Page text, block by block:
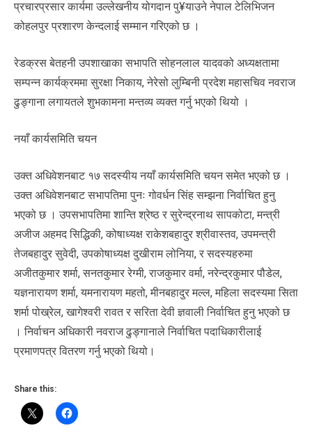
प्रचारप्रसार कार्यमा उल्लेखनीय योगदान पु¥याउने नेपाल टेलिभिजन
कोहलपुर प्रशारण केन्दलाई सम्मान गरिएको छ ।
रेडक्रस बेतहनी उपशाखाका सभापति सोहनलाल यादवको अध्यक्षतामा
सम्पन्न कार्यक्रममा सुरक्षा निकाय, नेरेसो लुम्बिनी प्रदेश महासचिव नवराज
ढुङ्गाना लगायतले शुभकामना मन्तव्य व्यक्त गर्नु भएको थियो ।
नयाँ कार्यसमिति चयन
उक्त अधिवेशनबाट १७ सदस्यीय नयाँ कार्यसमिति चयन समेत भएको छ ।
उक्त अधिवेशनबाट सभापतिमा पुनः गोवर्धन सिंह सम्झना निर्वाचित हुनु
भएको छ । उपसभापतिमा शान्ति श्रेष्ठ र सुरेन्द्रनाथ सापकोटा, मन्त्री
अजीज अहमद सिद्धिकी, कोषाध्यक्ष राकेशबहादुर श्रीवास्तव, उपमन्त्री
तेजबहादुर सुवेदी, उपकोषाध्यक्ष दुखीराम लोनिया, र सदस्यहरुमा
अजीतकुमार शर्मा, सनतकुमार रेग्मी, राजकुमार वर्मा, नरेन्द्रकुमार पौडेल,
यज्ञनारायण शर्मा, यमनारायण महतो, मीनबहादुर मल्ल, महिला सदस्यमा सिता
शर्मा पोख्रेल, खागेश्वरी रावत र सरिता देवी ज्ञवाली निर्वाचित हुनु भएको छ
। निर्वाचन अधिकारी नवराज ढुङ्गानाले निर्वाचित पदाधिकारीलाई
प्रमाणपत्र वितरण गर्नु भएको थियो।
Share this: